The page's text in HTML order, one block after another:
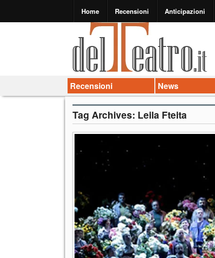
Home Recensioni Anticipazioni
Recensioni News
Tag Archives: Leila Fteita